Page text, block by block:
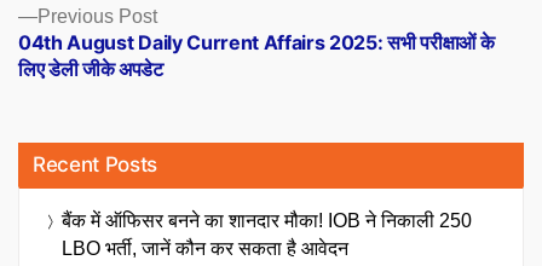
Previous PostPrevious
post:
04th August Daily Current Affairs 2025: सभी परीक्षाओं के
लिए डेली जीके अपडेट
Recent Posts
बैंक में ऑफिसर बनने का शानदार मौका! IOB ने निकाली 250
LBO भर्ती, जानें कौन कर सकता है आवेदन